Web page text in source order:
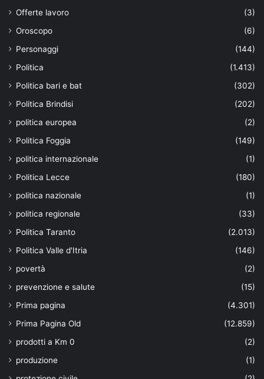
Offerte lavoro
(3)
Oroscopo
(6)
Personaggi
(144)
Politica
(1.413)
Politica bari e bat
(302)
Politica Brindisi
(202)
politica europea
(2)
Politica Foggia
(149)
politica internazionale
(1)
Politica Lecce
(180)
politica nazionale
(1)
politica regionale
(33)
Politica Taranto
(2.013)
Politica Valle d'Itria
(146)
povertà
(2)
prevenzione e salute
(15)
Prima pagina
(4.301)
Prima Pagina Old
(12.859)
prodotti a Km 0
(2)
produzione
(1)